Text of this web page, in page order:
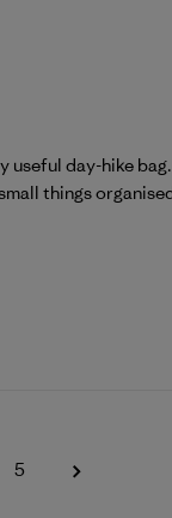
day-hike
things
5